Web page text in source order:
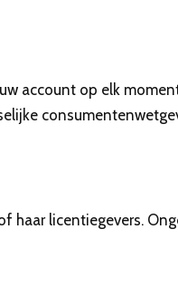
account op elk
haar licentiegevers.